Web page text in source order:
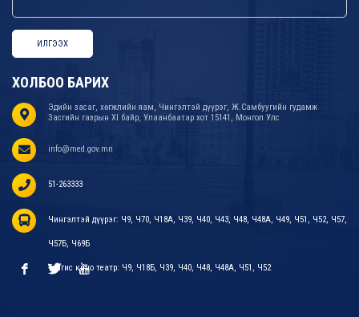
ИЛГЭЭХ
ХОЛБОО БАРИХ
Эдийн засаг, хөгжлийн яам, Чингэлтэй дүүрэг, Ж.Самбуугийн гудамж
Засгийн газрын XI байр, Улаанбаатар хот 15141, Монгол Улс
info@med.gov.mn
51-263333
Чингэлтэй дүүрэг: Ч9, Ч70, Ч18А, Ч39, Ч40, Ч43, Ч48, Ч48А, Ч49, Ч51, Ч52, Ч57,
Ч57Б, Ч69Б
Тэнгис кино театр: Ч9, Ч18Б, Ч39, Ч40, Ч48, Ч48А, Ч51, Ч52